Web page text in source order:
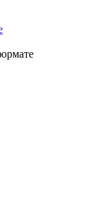
Стадникова о
эксперта